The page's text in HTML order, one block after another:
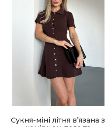
Сукня-міні літня вʼязана з